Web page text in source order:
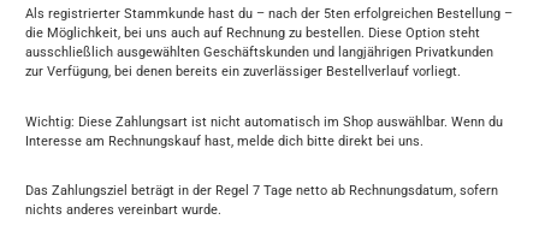
Als registrierter Stammkunde hast du – nach der 5ten erfolgreichen Bestellung –
die Möglichkeit, bei uns auch auf Rechnung zu bestellen. Diese Option steht
ausschließlich ausgewählten Geschäftskunden und langjährigen Privatkunden
zur Verfügung, bei denen bereits ein zuverlässiger Bestellverlauf vorliegt.
Wichtig: Diese Zahlungsart ist nicht automatisch im Shop auswählbar. Wenn du
Interesse am Rechnungskauf hast, melde dich bitte direkt bei uns.
Das Zahlungsziel beträgt in der Regel 7 Tage netto ab Rechnungsdatum, sofern
nichts anderes vereinbart wurde.